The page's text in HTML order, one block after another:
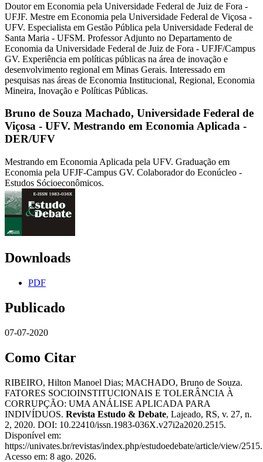
Doutor em Economia pela Universidade Federal de Juiz de Fora -
UFJF. Mestre em Economia pela Universidade Federal de Viçosa -
UFV. Especialista em Gestão Pública pela Universidade Federal de
Santa Maria - UFSM. Professor Adjunto no Departamento de
Economia da Universidade Federal de Juiz de Fora - UFJF/Campus
GV. Experiência em políticas públicas na área de inovação e
desenvolvimento regional em Minas Gerais. Interessado em
pesquisas nas áreas de Economia Institucional, Regional, Economia
Mineira, Inovação e Políticas Públicas.
Bruno de Souza Machado, Universidade Federal de
Viçosa - UFV. Mestrando em Economia Aplicada -
DER/UFV
Mestrando em Economia Aplicada pela UFV. Graduação em
Economia pela UFJF-Campus GV. Colaborador do Econúcleo -
Estudos Sócioeconômicos.
Downloads
PDF
Publicado
07-07-2020
Como Citar
RIBEIRO, Hilton Manoel Dias; MACHADO, Bruno de Souza.
FATORES SOCIOINSTITUCIONAIS E TOLERÂNCIA À
CORRUPÇÃO: UMA ANÁLISE APLICADA PARA
INDIVÍDUOS. Revista Estudo & Debate, Lajeado, RS, v. 27, n.
2, 2020. DOI: 10.22410/issn.1983-036X.v27i2a2020.2515.
Disponível em:
https://univates.br/revistas/index.php/estudoedebate/article/view/2515.
Acesso em: 8 ago. 2026.